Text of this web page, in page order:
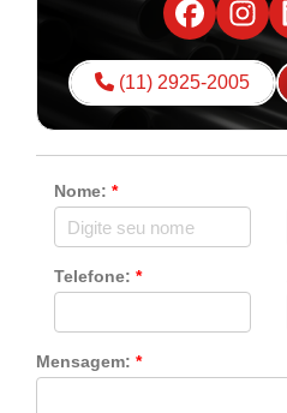
(11) 2925-2005
Nome: *
Telefone: *
Mensagem: *